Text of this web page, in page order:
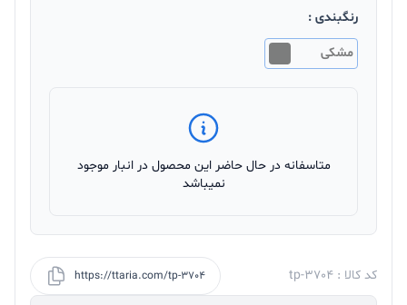
رنگبندی :
مشکی
متاسفانه در حال حاضر این محصول در انبار موجود
نمیباشد
کد کالا : tp-3704 https://ttaria.com/tp-3704